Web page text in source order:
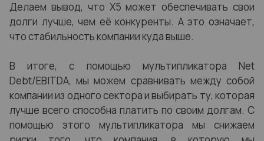
Делаем вывод, что X5 может обеспечивать свои
долги лучше, чем её конкуренты. А это означает,
что стабильность компании куда выше.
В итоге, с помощью мультипликатора Net
Debt/EBITDA, мы можем сравнивать между собой
компании из одного сектора и выбирать ту, которая
лучше всего способна платить по своим долгам. С
помощью этого мультипликатора мы снижаем